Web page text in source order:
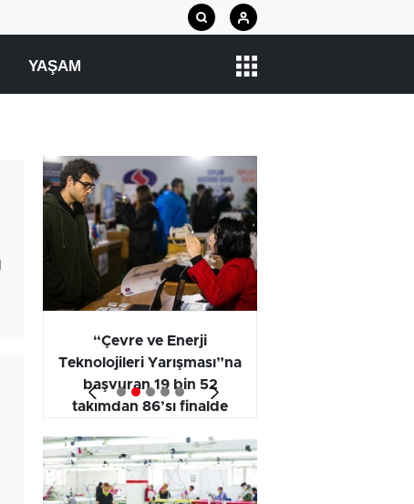
YAŞAM
“Çevre ve Enerji
Teknolojileri Yarışması”na
başvuran 19 bin 52
takımdan 86’sı finalde